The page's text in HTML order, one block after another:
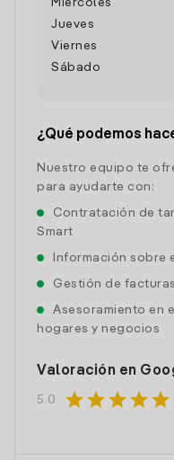
Miércoles
Jueves
Viernes
Sábado
¿Qué podemos
Nuestro equipo te
para ayudarte con:
Contratación de
Smart
Información sobre
Gestión de
Asesoramiento en
hogares y negocios
Valoración en
5.0 starstarstarstarstar